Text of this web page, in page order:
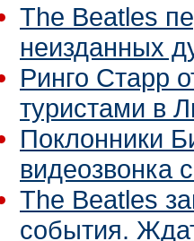
The Beatles
неизданных
Ринго Старр
туристами в
Поклонники
видеозвонка
The Beatles
события.